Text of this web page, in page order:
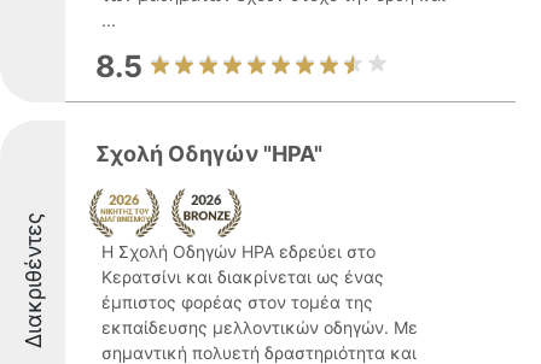
...
8.5
Διακριθέντες
Σχολή Οδηγών "ΗΡΑ"
Η Σχολή Οδηγών ΗΡΑ εδρεύει στο
Κερατσίνι και διακρίνεται ως ένας
έμπιστος φορέας στον τομέα της
εκπαίδευσης μελλοντικών οδηγών. Με
σημαντική πολυετή δραστηριότητα και